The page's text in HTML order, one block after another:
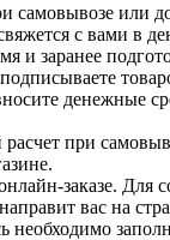
самовывозе или
с вами в
и заранее
денежные
при
заказе. Для
вас на
необходимо